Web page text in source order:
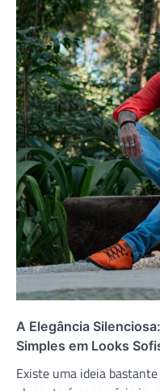
A Elegância
Simples em Looks
Existe uma ideia